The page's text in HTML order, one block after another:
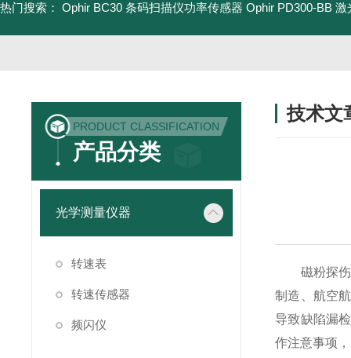
热门搜索： Ophir BC30 条码扫描仪功率传感器 Ophir PD300-BB
PRODUCT CLASSIFICATION
产品分类
光学测量仪器
转速表
转速传感器
频闪仪
技术文
磁粉探伤仪
制造、航空
导致缺陷漏
作注意事项